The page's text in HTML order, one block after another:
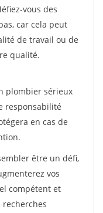
vous des
car cela peut
de travail ou de
qualité.
plombier sérieux
responsabilité
en cas de
être un défi,
vos
compétent et